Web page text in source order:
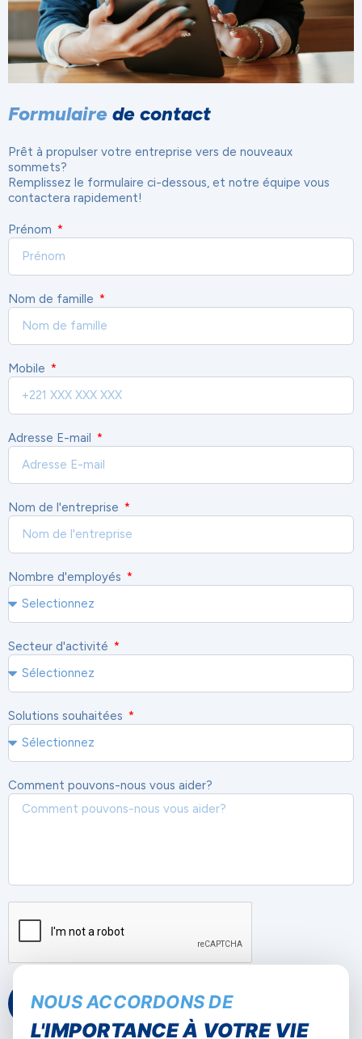
Formulaire de contact
Prêt à propulser votre entreprise vers de nouveaux
sommets?
Remplissez le formulaire ci-dessous, et notre équipe vous
contactera rapidement!
Prénom
Nom de famille
Mobile
Adresse E-mail
Nom de l'entreprise
Nombre d'employés
Secteur d'activité
Solutions souhaitées
Comment pouvons-nous vous aider?
Soumettre
NOUS ACCORDONS DE
L'IMPORTANCE À VOTRE VIE